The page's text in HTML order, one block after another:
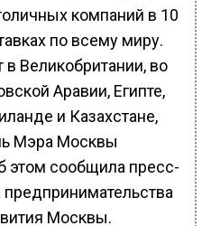
компаний в 10
по всему миру.
Великобритании, во
Аравии, Египте,
и Казахстане,
Мэра Москвы
этом сообщила пресс-
Москвы.